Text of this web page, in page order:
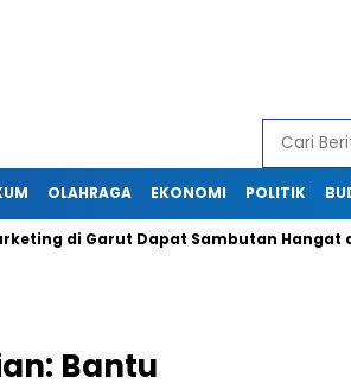
OLAHRAGA EKONOMI POLITIK
di Garut Dapat Sambutan Hangat dari
Bantu